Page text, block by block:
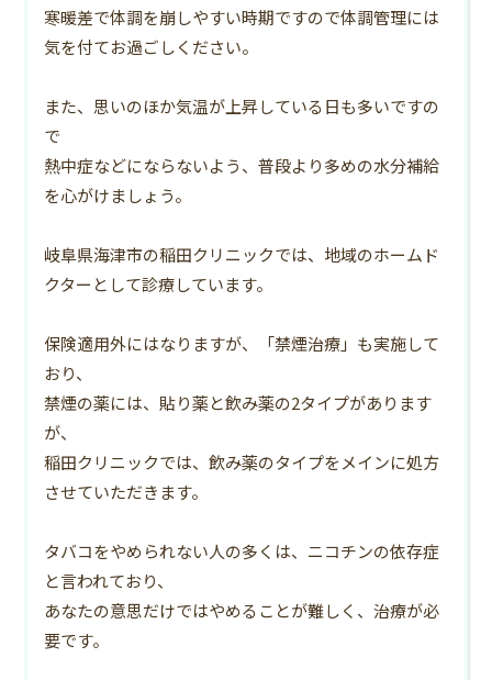
寒暖差で体調を崩しやすい時期ですので体調管理には
気を付てお過ごしください。
また、思いのほか気温が上昇している日も多いですの
で
熱中症などにならないよう、普段より多めの水分補給
を心がけましょう。
岐阜県海津市の稲田クリニックでは、地域のホームド
クターとして診療しています。
保険適用外にはなりますが、「禁煙治療」も実施して
おり、
禁煙の薬には、貼り薬と飲み薬の2タイプがあります
が、
稲田クリニックでは、飲み薬のタイプをメインに処方
させていただきます。
タバコをやめられない人の多くは、ニコチンの依存症
と言われており、
あなたの意思だけではやめることが難しく、治療が必
要です。